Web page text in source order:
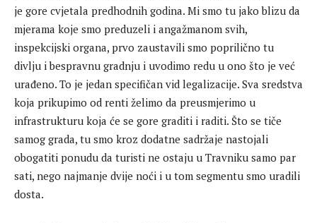
je gore cvjetala predhodnih godina. Mi smo tu jako blizu da
mjerama koje smo preduzeli i angažmanom svih,
inspekcijski organa, prvo zaustavili smo poprilično tu
divlju i bespravnu gradnju i uvodimo redu u ono što je već
urađeno. To je jedan specifičan vid legalizacije. Sva sredstva
koja prikupimo od renti želimo da preusmjerimo u
infrastrukturu koja će se gore graditi i raditi. Što se tiče
samog grada, tu smo kroz dodatne sadržaje nastojali
obogatiti ponudu da turisti ne ostaju u Travniku samo par
sati, nego najmanje dvije noći i u tom segmentu smo uradili
dosta.